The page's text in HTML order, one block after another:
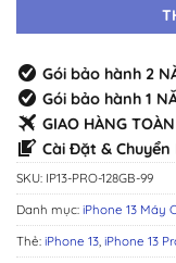
Gói bảo hành 2
Gói bảo hành 1
GIAO HÀNG
Cài Đặt & Chuyển
SKU: IP13-PRO-128GB-99
Danh mục: iPhone 13 Máy
Thẻ: iPhone 13, iPhone 13